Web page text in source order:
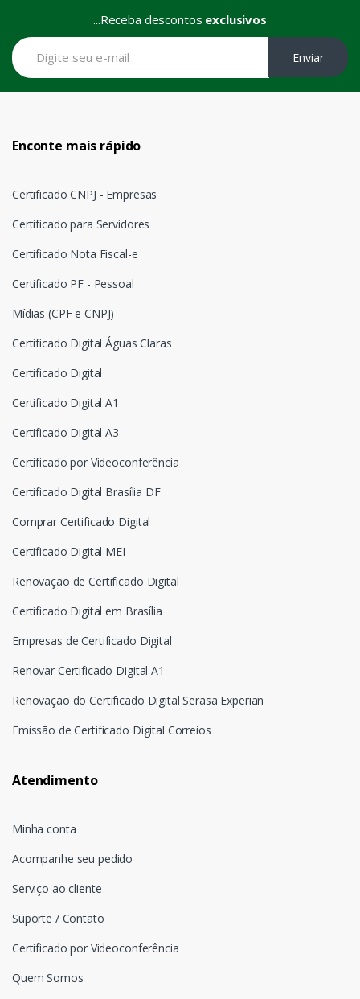
...Receba descontos exclusivos
Enviar
Enconte mais rápido
Certificado CNPJ - Empresas
Certificado para Servidores
Certificado Nota Fiscal-e
Certificado PF - Pessoal
Mídias (CPF e CNPJ)
Certificado Digital Águas Claras
Certificado Digital
Certificado Digital A1
Certificado Digital A3
Certificado por Videoconferência
Certificado Digital Brasília DF
Comprar Certificado Digital
Certificado Digital MEI
Renovação de Certificado Digital
Certificado Digital em Brasília
Empresas de Certificado Digital
Renovar Certificado Digital A1
Renovação do Certificado Digital Serasa Experian
Emissão de Certificado Digital Correios
Atendimento
Minha conta
Acompanhe seu pedido
Serviço ao cliente
Suporte / Contato
Certificado por Videoconferência
Quem Somos